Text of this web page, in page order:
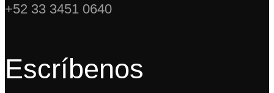
+52 33 3451 0640
Escríbenos